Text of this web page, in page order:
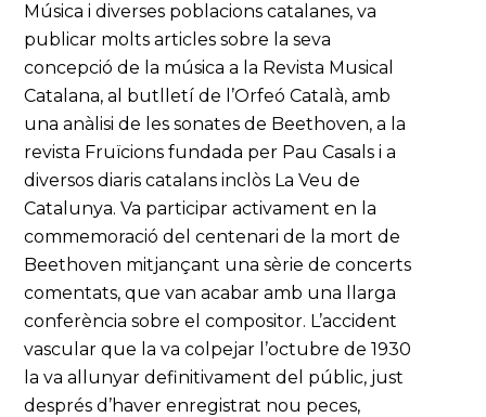
Música i diverses poblacions catalanes, va
publicar molts articles sobre la seva
concepció de la música a la Revista Musical
Catalana, al butlletí de l’Orfeó Català, amb
una anàlisi de les sonates de Beethoven, a la
revista Fruïcions fundada per Pau Casals i a
diversos diaris catalans inclòs La Veu de
Catalunya. Va participar activament en la
commemoració del centenari de la mort de
Beethoven mitjançant una sèrie de concerts
comentats, que van acabar amb una llarga
conferència sobre el compositor. L’accident
vascular que la va colpejar l’octubre de 1930
la va allunyar definitivament del públic, just
després d’haver enregistrat nou peces,